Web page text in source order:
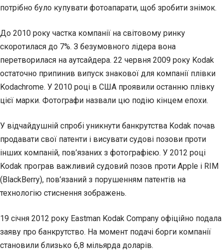
потрібно було купувати фотоапарати, щоб зробити знімок.
До 2010 року частка компанії на світовому ринку
скоротилася до 7%. З безумовного лідера вона
перетворилася на аутсайдера. 22 червня 2009 року Kodak
остаточно припинив випуск знакової для компанії плівки
Kodachrome. У 2010 році в США проявили останню плівку
цієї марки. Фотографи назвали цю подію кінцем епохи.
У відчайдушній спробі уникнути банкрутства Kodak почав
продавати свої патенти і висувати судові позови проти
інших компаній, пов’язаних з фотографією. У 2012 році
Kodak програв важливий судовий позов проти Apple і RIM
(BlackBerry), пов’язаний з порушенням патентів на
технологію стиснення зображень.
19 січня 2012 року Eastman Kodak Company офіційно подала
заяву про банкрутство. На момент подачі борги компанії
становили близько 6,8 мільярда доларів.